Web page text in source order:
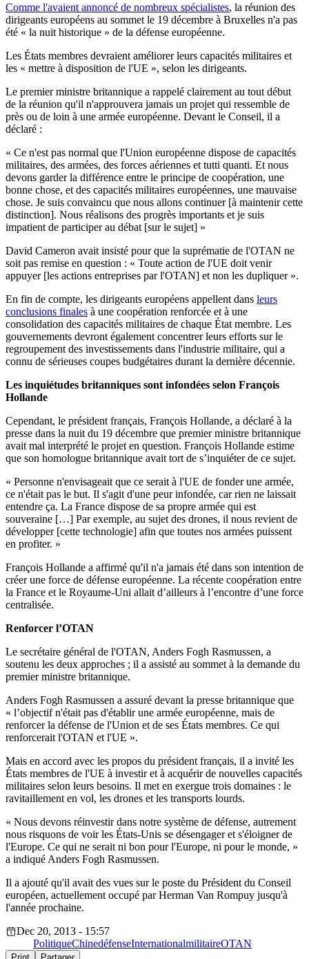
Comme l'avaient annoncé de nombreux spécialistes, la réunion des
dirigeants européens au sommet le 19 décembre à Bruxelles n'a pas
été « la nuit historique » de la défense européenne.
Les États membres devraient améliorer leurs capacités militaires et
les « mettre à disposition de l'UE », selon les dirigeants.
Le premier ministre britannique a rappelé clairement au tout début
de la réunion qu'il n'approuvera jamais un projet qui ressemble de
près ou de loin à une armée européenne. Devant le Conseil, il a
déclaré :
« Ce n'est pas normal que l'Union européenne dispose de capacités
militaires, des armées, des forces aériennes et tutti quanti. Et nous
devons garder la différence entre le principe de coopération, une
bonne chose, et des capacités militaires européennes, une mauvaise
chose. Je suis convaincu que nous allons continuer [à maintenir cette
distinction]. Nous réalisons des progrès importants et je suis
impatient de participer au débat [sur le sujet] »
David Cameron avait insisté pour que la suprématie de l'OTAN ne
soit pas remise en question : « Toute action de l'UE doit venir
appuyer [les actions entreprises par l'OTAN] et non les dupliquer ».
En fin de compte, les dirigeants européens appellent dans leurs
conclusions finales à une coopération renforcée et à une
consolidation des capacités militaires de chaque État membre. Les
gouvernements devront également concentrer leurs efforts sur le
regroupement des investissements dans l'industrie militaire, qui a
connu de sérieuses coupes budgétaires durant la dernière décennie.
Les inquiétudes britanniques sont infondées selon François
Hollande
Cependant, le président français, François Hollande, a déclaré à la
presse dans la nuit du 19 décembre que premier ministre britannique
avait mal interprété le projet en question. François Hollande estime
que son homologue britannique avait tort de s’inquiéter de ce sujet.
« Personne n'envisageait que ce serait à l'UE de fonder une armée,
ce n'était pas le but. Il s'agit d'une peur infondée, car rien ne laissait
entendre ça. La France dispose de sa propre armée qui est
souveraine […] Par exemple, au sujet des drones, il nous revient de
développer [cette technologie] afin que toutes nos armées puissent
en profiter. »
François Hollande a affirmé qu'il n'a jamais été dans son intention de
créer une force de défense européenne. La récente coopération entre
la France et le Royaume-Uni allait d’ailleurs à l’encontre d’une force
centralisée.
Renforcer l’OTAN
Le secrétaire général de l'OTAN, Anders Fogh Rasmussen, a
soutenu les deux approches ; il a assisté au sommet à la demande du
premier ministre britannique.
Anders Fogh Rasmussen a assuré devant la presse britannique que
« l’objectif n'était pas d'établir une armée européenne, mais de
renforcer la défense de l'Union et de ses États membres. Ce qui
renforcerait l'OTAN et l'UE ».
Mais en accord avec les propos du président français, il a invité les
États membres de l'UE à investir et à acquérir de nouvelles capacités
militaires selon leurs besoins. Il met en exergue trois domaines : le
ravitaillement en vol, les drones et les transports lourds.
« Nous devons réinvestir dans notre système de défense, autrement
nous risquons de voir les États-Unis se désengager et s'éloigner de
l'Europe. Ce qui ne serait ni bon pour l'Europe, ni pour le monde, »
a indiqué Anders Fogh Rasmussen.
Il a ajouté qu'il avait des vues sur le poste du Président du Conseil
européen, actuellement occupé par Herman Van Rompuy jusqu'à
l'année prochaine.
Dec 20, 2013 - 15:57
PolitiqueChinedéfenseInternationalmilitaireOTAN